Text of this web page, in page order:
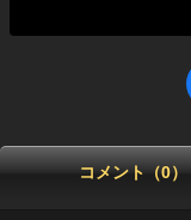
コメント（0）